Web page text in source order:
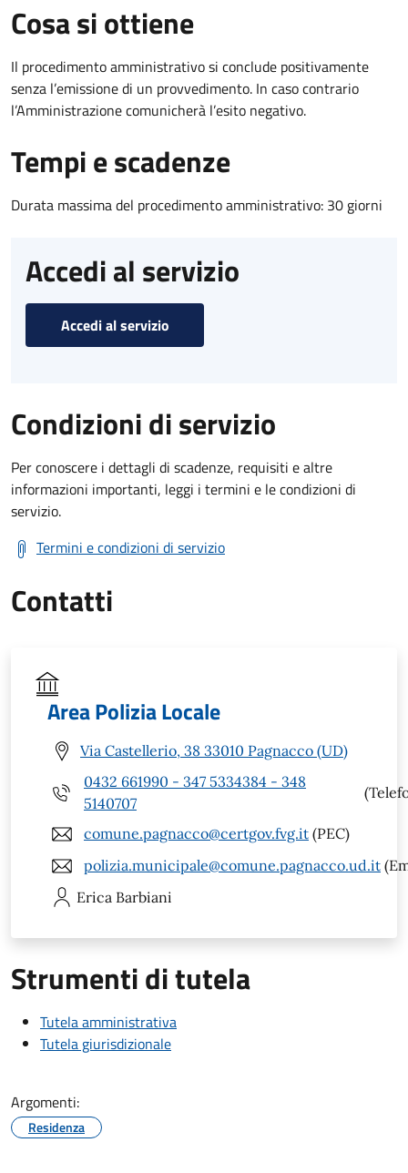
Cosa si ottiene
Il procedimento amministrativo si conclude positivamente
senza l’emissione di un provvedimento. In caso contrario
l’Amministrazione comunicherà l’esito negativo.
Tempi e scadenze
Durata massima del procedimento amministrativo: 30 giorni
Accedi al servizio
Accedi al servizio
Condizioni di servizio
Per conoscere i dettagli di scadenze, requisiti e altre
informazioni importanti, leggi i termini e le condizioni di
servizio.
Termini e condizioni di servizio
Contatti
Area Polizia Locale
Via Castellerio, 38 33010 Pagnacco (UD)
0432 661990 - 347 5334384 - 348
5140707
comune.pagnacco@certgov.fvg.it (PEC)
polizia.municipale@comune.pagnacco.ud.it
Erica Barbiani
Strumenti di tutela
Tutela amministrativa
Tutela giurisdizionale
Argomenti:
Residenza